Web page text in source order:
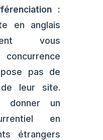
:
en anglais
vous
pas de
leur site.
donner un
en
étrangers